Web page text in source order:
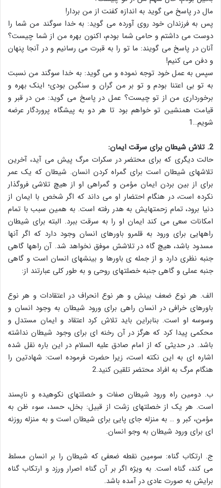
مال در پاسخ می گوید به اندازه کفنت از من بردار!
پس به فرزندان خود روی آورده می گوید: به خدا سوگند من شما را
دوست می داشتم و حامی شما بودم، اکنون بهره من از شما چیست؟
آنان در پاسخ می گویند: ما تو را به قبرت می رسانیم و در آنجا پنهان
و دفن می کنیم!
سپس به عمل خود توجه نموده و می گوید: به خدا سوگند من نسبت
به تو بی اعتنا بودم و تو بر من گران و سنگین بودی؛ اینک بهره و
برخورداری من از تو چیست؟ عمل در پاسخ می گوید: من در قبر و
قیامت همنشین تو خواهم بود تا هر دو به پیشگاه پروردگار عرضه
شویم…1
2. تلاش شیطان برای سرقت ایمان:
حالت دیگری که برای محتضر در سکرات مرگ پیش می آید، آخرین
تلاشهای شیطان است برای گمراه کردن انسان. شیطان که یک عمر
برای از بین بردن ایمان مؤمن و گمراهی او از هیچ تلاشی فروگذار
نکرده است، در هنگام احتضار او می داند که اگر شخص با ایمان از
دنیا برود، تمام زحمتهایش به هدر رفته است. به همین سبب با تمام
امکانات سعی می کند ایمان او را به سرقت ببرد. البته برای شیطان
راههایی برای ورود به قلمرو باورهای انسان وجود دارد که اگر آنها
مسدود باشد، هیچ گاه در تلاشش موفق نخواهد شد. آن راهها گاهی
جنبه نظری دارد و از جمله ی باورها و بینشهای انسان است و گاهی
جنبه عملی و گاهی جنبه خصلتهای روحی و به طور کلی عبارتند از:
الف. هر نوع ضعف بینش و هر نوع انحراف در اعتقادات و هر نوع
باورهای خرافی در انسان راهی برای ورود شیطان به وجود انسان و
وسوسه او است. بنابراین باید تلاش کرد اعتقاد و ایمان مستدل و
محکمی پیدا کرد که هرگز در آن رخنه ای برای وجود شیطان نداشته
باشد. در حدیثی که از امام صادق علیه السلام در این باره نقل شده
اشاره ای به این نکته است، زیرا حضرت فرموده است: شهادتین را
هنگام مرگ به افراد محتضر تلقین کنید.2
ب. دومین راه ورود شیطان صفات و خصلتهای نکوهیده و ناپسند
است. هر یک از خصلتهای زشت از قبیل: بخل، حسد، سوء ظن به
مؤمن، کبر و … به منزله جای پایی برای شیطان است و به منزله روزنه
ای برای ورود شیطان به وجو انسان.
ج. ارتکاب گناه: سومین نقطه ضعفی که شیطان را بر انسان مسلط
می کند، گناه است. به ویژه اگر بر آن گناه اصرار ورزد و ارتکاب گناه
برایش به صورت عادی در آمده باشد.